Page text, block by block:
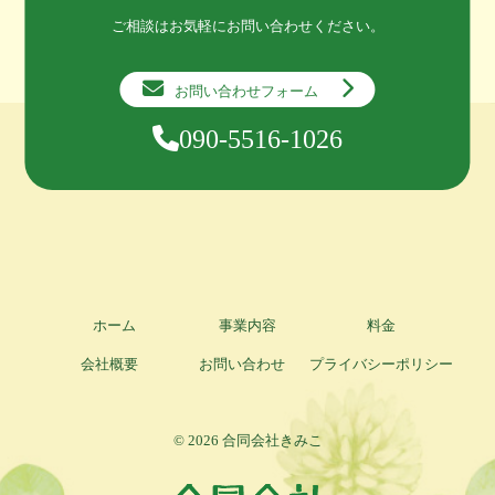
ご相談はお気軽にお問い合わせください。
お問い合わせフォーム
090-5516-1026
ホーム 事業内容 料金
会社概要 お問い合わせ プライバシーポリシー
© 2026 合同会社きみこ